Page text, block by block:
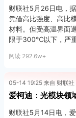
上，按照“两个坚持
然灾害能力。要注重
与“土办法”相结合，
害等危险区域和夜间
预案重要内容细化实
进装备支撑，特别是
救援攻坚能力，维护
财联社5月26日电，
凭借高比强度、高比
材料。但受高温界面
限于300℃以下，严
阅读 292.6w+
05-14 19:25 来自 财联社
爱柯迪：光模块领
财联社5月14日电，